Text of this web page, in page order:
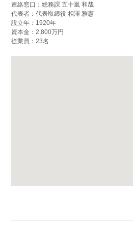
連絡窓口：総務課 五十嵐 和哉
代表者：代表取締役 相澤 雅憲
設立年：1920年
資本金：2,800万円
従業員：23名